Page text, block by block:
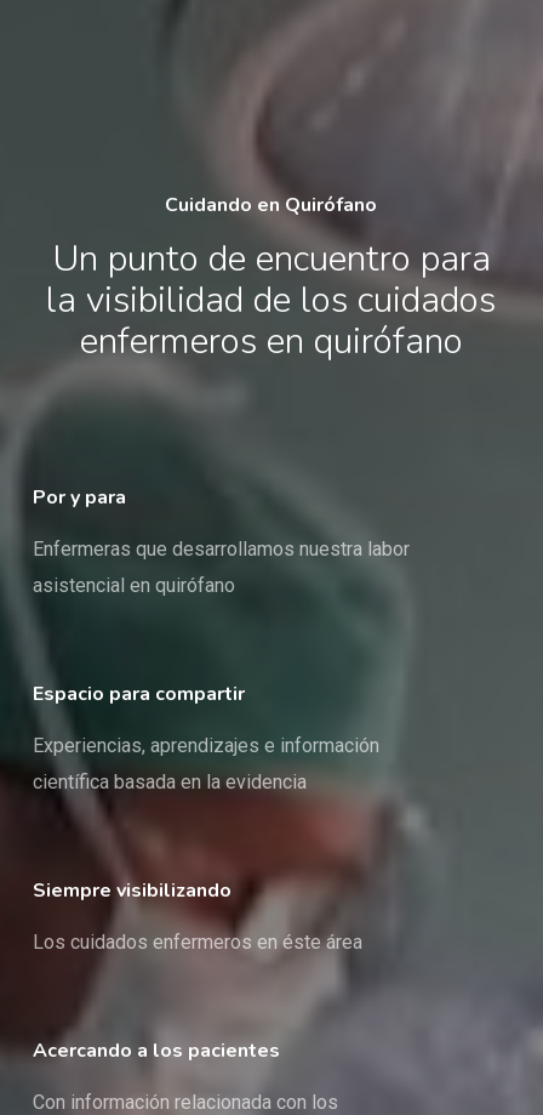
Cuidando en Quirófano
Un punto de encuentro para
la visibilidad de los cuidados
enfermeros en quirófano
Por y para
Enfermeras que desarrollamos nuestra labor
asistencial en quirófano
Espacio para compartir
Experiencias, aprendizajes e información
científica basada en la evidencia
Siempre visibilizando
Los cuidados enfermeros en éste área
Acercando a los pacientes
Con información relacionada con los